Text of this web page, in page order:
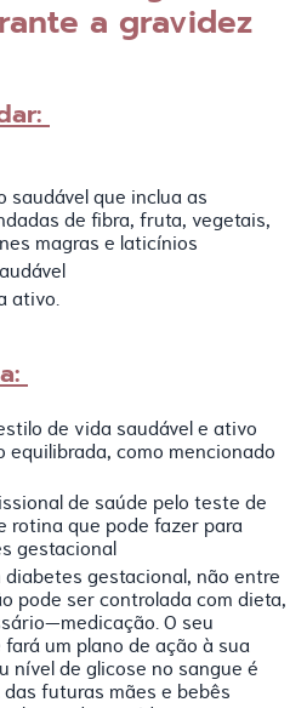
a gravidez
saudável que inclua as
de fibra, fruta, vegetais,
magras e laticínios
ativo.
de vida saudável e ativo
equilibrada, como mencionado
de saúde pelo teste de
rotina que pode fazer para
gestacional
gestacional, não entre
pode ser controlada com dieta,
O seu
um plano de ação à sua
nível de glicose no sangue é
futuras mães e bebês